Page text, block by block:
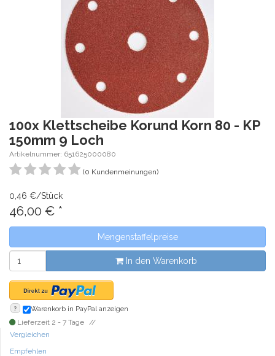
100x Klettscheibe Korund Korn 80 - KP
150mm 9 Loch
Artikelnummer: 651625000080
(0 Kundenmeinungen)
0,46 €/Stück
46,00 € *
Mengenstaffelpreise
In den Warenkorb
? Warenkorb in PayPal anzeigen
Lieferzeit 2 - 7 Tage
Vergleichen
Empfehlen